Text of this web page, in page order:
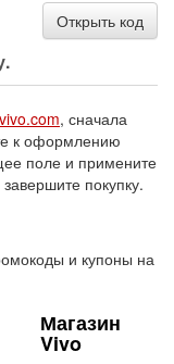
Открыть код
, сначала
к оформлению
поле и примените
покупку.
и купоны на
Магазин
Vivo